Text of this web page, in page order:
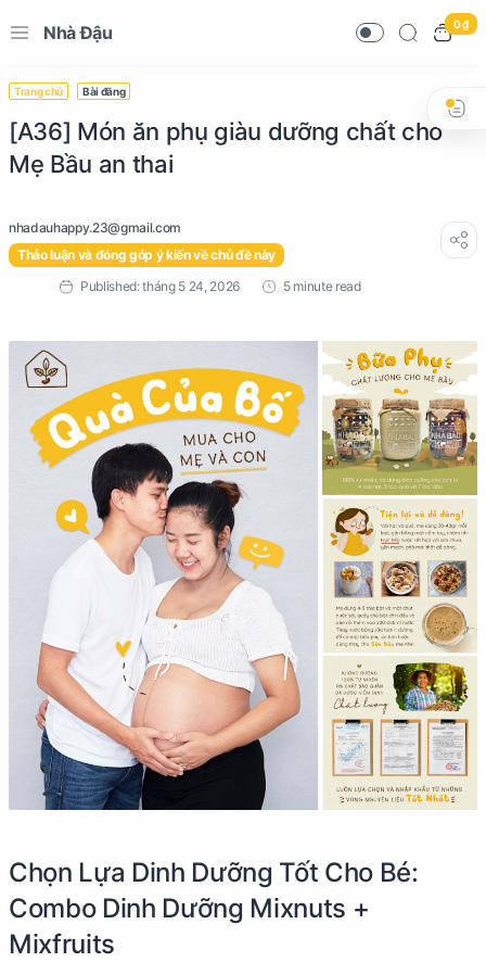
Nhà Đậu 0 ₫
Trang chủ Bài đăng
[A36] Món ăn phụ giàu dưỡng chất cho
Mẹ Bầu an thai
Thảo luận và đóng góp ý kiến về chủ đề này
5 minute read
Chọn Lựa Dinh Dưỡng Tốt Cho Bé:
Combo Dinh Dưỡng Mixnuts +
Mixfruits